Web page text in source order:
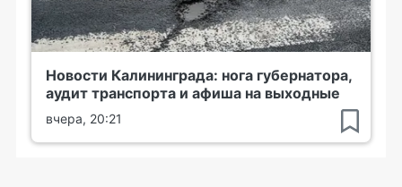
Новости Калининграда: нога губернатора,
аудит транспорта и афиша на выходные
вчера, 20:21